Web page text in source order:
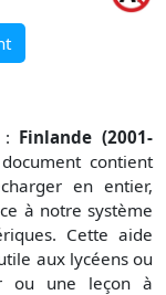
: Finlande (2001-
contient
en entier,
à notre système
Cette aide
aux lycéens ou
ou une leçon à